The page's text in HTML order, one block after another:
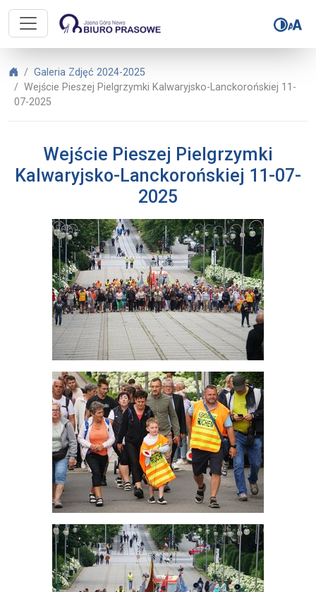
Biuro Prasowe Jasnej Góry –
Biuro Prasowe Jasnej Góry
Galeria Zdjęć 2024-2025
Wejście Pieszej Pielgrzymki Kalwaryjsko-Lanckorońskiej 11-
07-2025
Wejście Pieszej Pielgrzymki
Kalwaryjsko-Lanckorońskiej 11-07-
2025